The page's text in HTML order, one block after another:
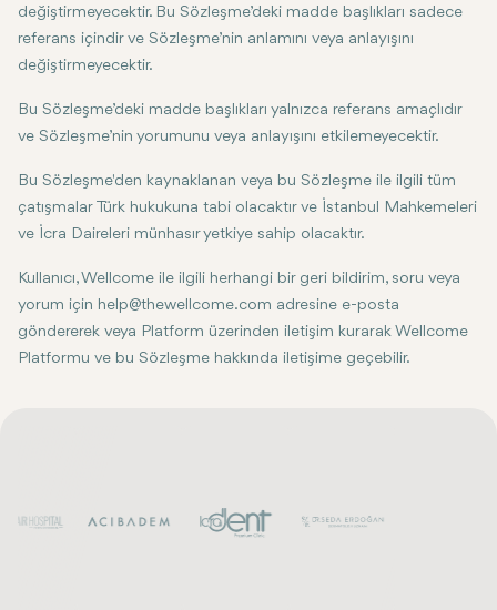
değiştirmeyecektir. Bu Sözleşme’deki madde başlıkları sadece
referans içindir ve Sözleşme’nin anlamını veya anlayışını
değiştirmeyecektir.
Bu Sözleşme’deki madde başlıkları yalnızca referans amaçlıdır
ve Sözleşme’nin yorumunu veya anlayışını etkilemeyecektir.
Bu Sözleşme'den kaynaklanan veya bu Sözleşme ile ilgili tüm
çatışmalar Türk hukukuna tabi olacaktır ve İstanbul Mahkemeleri
ve İcra Daireleri münhasır yetkiye sahip olacaktır.
Kullanıcı, Wellcome ile ilgili herhangi bir geri bildirim, soru veya
yorum için help@thewellcome.com adresine e-posta
göndererek veya Platform üzerinden iletişim kurarak Wellcome
Platformu ve bu Sözleşme hakkında iletişime geçebilir.